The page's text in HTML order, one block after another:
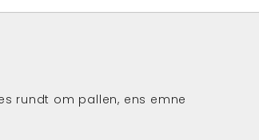
rundt om pallen, ens emne